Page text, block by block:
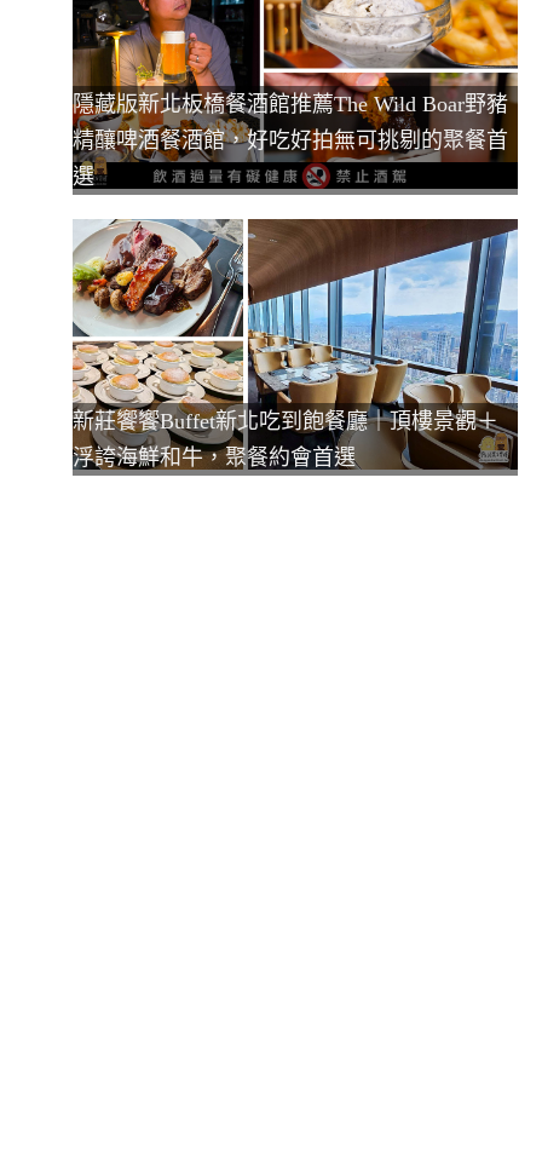
隱藏版新北板橋餐酒館推薦The Wild Boar野豬
精釀啤酒餐酒館，好吃好拍無可挑剔的聚餐首
選
新莊饗饗Buffet新北吃到飽餐廳｜頂樓景觀＋
浮誇海鮮和牛，聚餐約會首選